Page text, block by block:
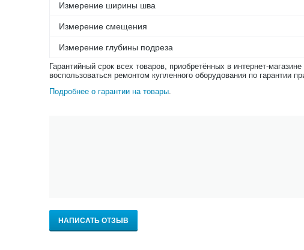
Измерение ширины шва
Измерение смещения
Измерение глубины подреза
Гарантийный срок всех товаров, приобретённых в интернет-
воспользоваться ремонтом купленного оборудования по гарантии
Подробнее о гарантии на товары.
НАПИСАТЬ ОТЗЫВ